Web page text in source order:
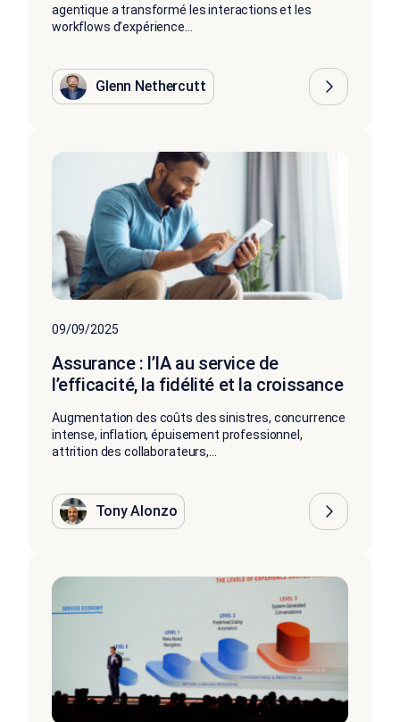
agentique a transformé les interactions et les
workflows d’expérience...
Glenn Nethercutt
09/09/2025
Assurance : l’IA au service de
l’efficacité, la fidélité et la croissance
Augmentation des coûts des sinistres, concurrence
intense, inflation, épuisement professionnel,
attrition des collaborateurs,...
Tony Alonzo